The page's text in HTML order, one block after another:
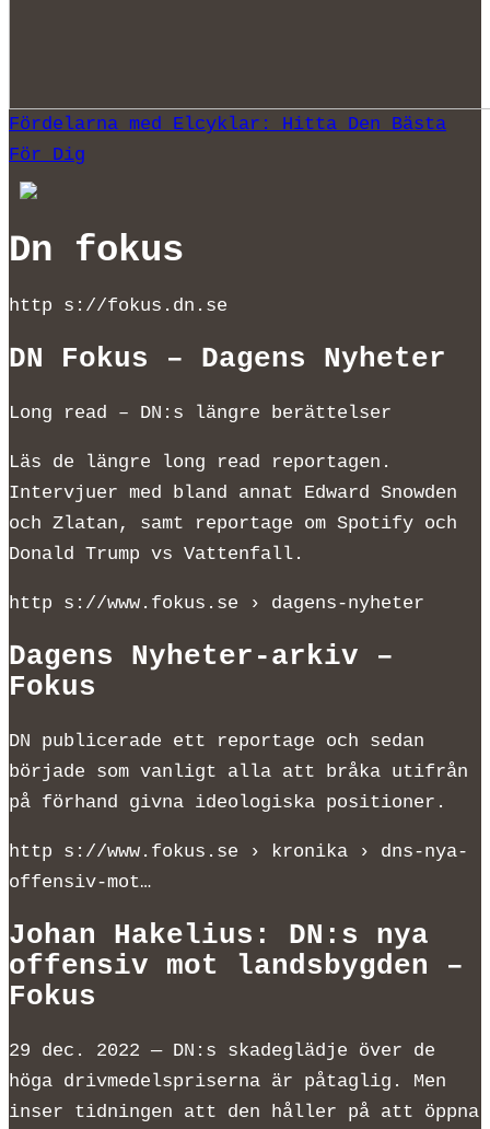
Fördelarna med Elcyklar: Hitta Den Bästa
För Dig
Dn fokus
http s://fokus.dn.se
DN Fokus – Dagens Nyheter
Long read – DN:s längre berättelser
Läs de längre long read reportagen.
Intervjuer med bland annat Edward Snowden
och Zlatan, samt reportage om Spotify och
Donald Trump vs Vattenfall.
http s://www.fokus.se › dagens-nyheter
Dagens Nyheter-arkiv –
Fokus
DN publicerade ett reportage och sedan
började som vanligt alla att bråka utifrån
på förhand givna ideologiska positioner.
http s://www.fokus.se › kronika › dns-nya-
offensiv-mot…
Johan Hakelius: DN:s nya
offensiv mot landsbygden –
Fokus
29 dec. 2022 — DN:s skadeglädje över de
höga drivmedelspriserna är påtaglig. Men
inser tidningen att den håller på att öppna